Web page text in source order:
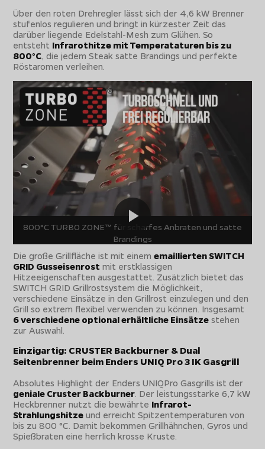
Über den roten Drehregler lässt sich der 4,6 kW Brenner
stufenlos regulieren und bringt in kürzester Zeit das
darüber liegende Edelstahl-Mesh zum Glühen. So
entsteht Infrarothitze mit Temperataturen bis zu
800°C, die jedem Steak satte Brandings und perfekte
Röstaromen verleihen.
800°C TURBO ZONE™ für scharfes Anbraten und satte
Brandings
Die große Grillfläche ist mit einememaillierten SWITCH
GRID Gusseisenrost mit erstklassigen
Hitzeeigenschaften ausgestattet. Zusätzlich bietet das
SWITCH GRID Grillrostsystem die Möglichkeit,
verschiedene Einsätze in den Grillrost einzulegen und den
Grill so extrem flexibel verwenden zu können. Insgesamt
6 verschiedene optional erhältliche Einsätze stehen
zur Auswahl.
Einzigartig: CRUSTER Backburner & Dual
Seitenbrenner beim Enders UNIQ Pro 3 IK Gasgrill
Absolutes Highlight der Enders UNIQPro Gasgrills ist der
geniale Cruster Backburner . Der leistungsstarke 6,7 kW
Heckbrenner nutzt die bewährte Infrarot-
Strahlungshitze und erreicht Spitzentemperaturen von
bis zu 800 °C. Damit bekommen Grillhähnchen, Gyros und
Spießbraten eine herrlich krosse Kruste.